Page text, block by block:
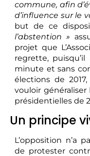
commune, afin
d’influence sur le
but de ce
l’abstention »
projet que
regrette,
minute et sans
élections de
vouloir
présidentielles de
Un principe
L’opposition n’a
de protester